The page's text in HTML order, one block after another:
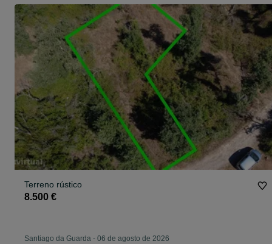
Terreno rústico
8.500 €
Santiago da Guarda - 06 de agosto de 2026